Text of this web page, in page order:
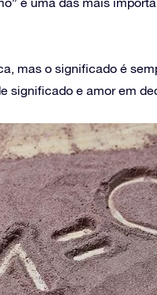
mas o significado é
significado e amor em